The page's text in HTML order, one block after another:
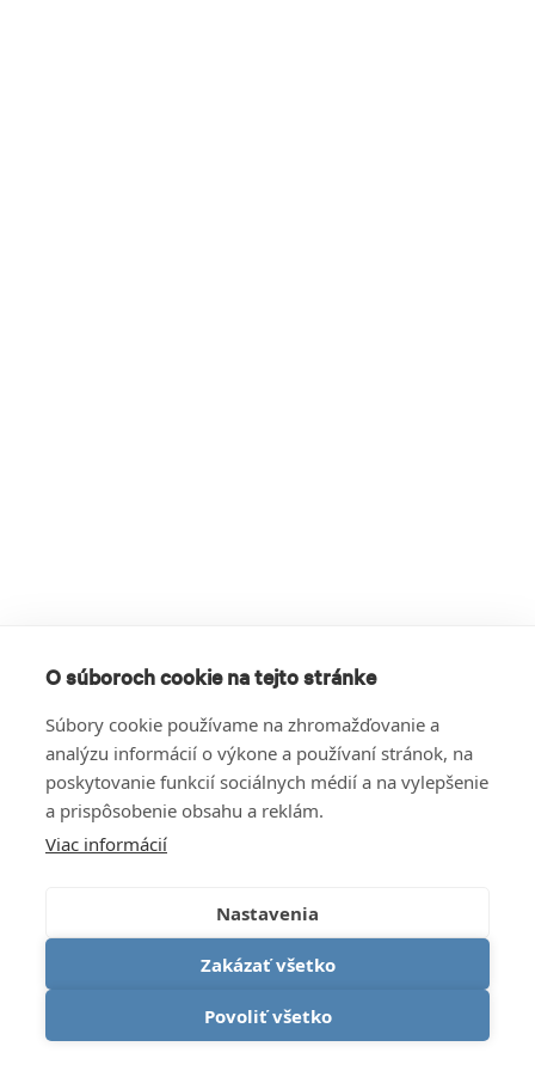
O súboroch cookie na tejto stránke
Súbory cookie používame na zhromažďovanie a
analýzu informácií o výkone a používaní stránok, na
poskytovanie funkcií sociálnych médií a na vylepšenie
a prispôsobenie obsahu a reklám.
Viac informácií
Nastavenia
Zakázať všetko
Povoliť všetko